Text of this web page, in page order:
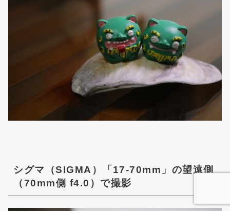
シグマ（SIGMA）「17-70mm」の望遠側
（70mm側 f4.0）で撮影